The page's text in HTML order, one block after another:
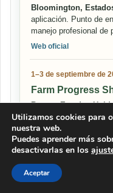
Bloomington,
aplicación. Punto de
manejo profesional de
Web oficial
1–3 de septiembre de
Farm Progress
Boone, Estados
600 expositores,
demostraciones de
Web oficial
Una guía rápida
Utilizamos cookies para
nuestra web.
Puedes aprender más
desactivarlas en los
Aceptar